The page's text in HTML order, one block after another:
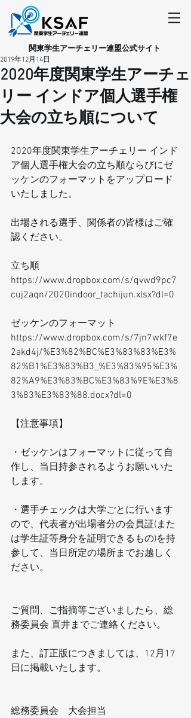
​関東学生アーチェリー連盟公式サイト
2020年度関東学生アーチェ
リー インドア個人選手権
大会の立ち順について
2019年12月14日
2020年度関東学生アーチェリー インド
ア個人選手権大会の立ち順ならびにゼ
ッケンのフォーマットをアップロード
いたしました。
出場される選手、関係者の皆様はご確
認ください。
立ち順
https://www.dropbox.com/s/qvwd9pc7
cuj2aqn/2020indoor_tachijun.xlsx?dl=0
ゼッケンのフォーマット
https://www.dropbox.com/s/7jn7wkf7e
2akd4j/%E3%82%BC%E3%83%83%E3%
82%B1%E3%83%B3_%E3%83%95%E3%
82%A9%E3%83%BC%E3%83%9E%E3%8
3%83%E3%83%88.docx?dl=0
【注意事項】
・ゼッケンはフォーマットに従って自
作し、当日持参されるようお願いいた
します。
・選手チェックは大学ごとに行います
ので、代表者が出場者分の会員証(また
は学生証等身分を証明できるもの)を持
参して、当日所定の場所までお越しく
ださい。
ご質問、ご指摘等ございましたら、総
務委員会 直井までご連絡ください。
また、訂正版につきましては、12月17
日に掲載いたします。
総務委員会　大会担当